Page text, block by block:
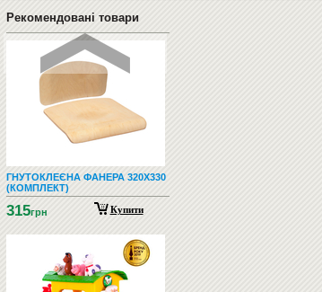
Рекомендовані товари
8816.40грн Купити
ГНУТОКЛЕЄНА ФАНЕРА 320Х330
(КОМПЛЕКТ)
315грн Купити